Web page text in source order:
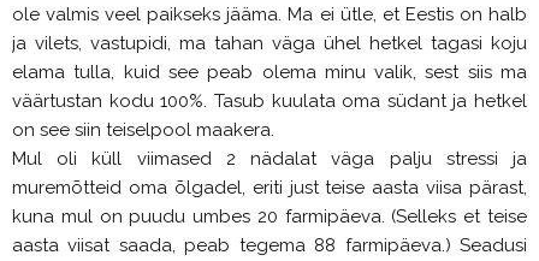
ole valmis veel paikseks jääma. Ma ei ütle, et Eestis on halb
ja vilets, vastupidi, ma tahan väga ühel hetkel tagasi koju
elama tulla, kuid see peab olema minu valik, sest siis ma
väärtustan kodu 100%. Tasub kuulata oma südant ja hetkel
on see siin teiselpool maakera.
Mul oli küll viimased 2 nädalat väga palju stressi ja
muremõtteid oma õlgadel, eriti just teise aasta viisa pärast,
kuna mul on puudu umbes 20 farmipäeva. (Selleks et teise
aasta viisat saada, peab tegema 88 farmipäeva.) Seadusi